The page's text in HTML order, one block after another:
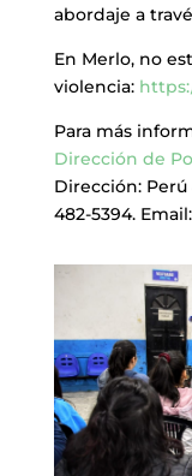
abordaje a
En Merlo, no
violencia:
Para más
Dirección de
Dirección: Perú
482-5394. Email: